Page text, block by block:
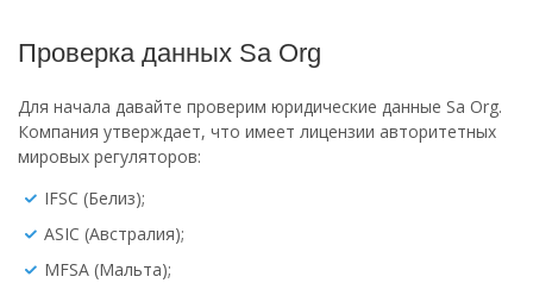
Проверка данных Sa Org
Для начала давайте проверим юридические данные Sa Org.
Компания утверждает, что имеет лицензии авторитетных
мировых регуляторов:
IFSC (Белиз);
ASIC (Австралия);
MFSA (Мальта);